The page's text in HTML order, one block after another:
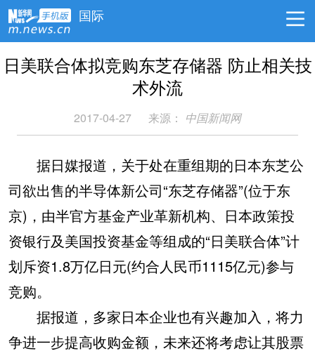
国际
日美联合体拟竞购东芝存储器 防止相关技
术外流
2017-04-27 来源： 中国新闻网
据日媒报道，关于处在重组期的日本东芝公
司欲出售的半导体新公司“东芝存储器”(位于东
京)，由半官方基金产业革新机构、日本政策投
资银行及美国投资基金等组成的“日美联合体”计
划斥资1.8万亿日元(约合人民币1115亿元)参与
竞购。
据报道，多家日本企业也有兴趣加入，将力
争进一步提高收购金额，未来还将考虑让其股票